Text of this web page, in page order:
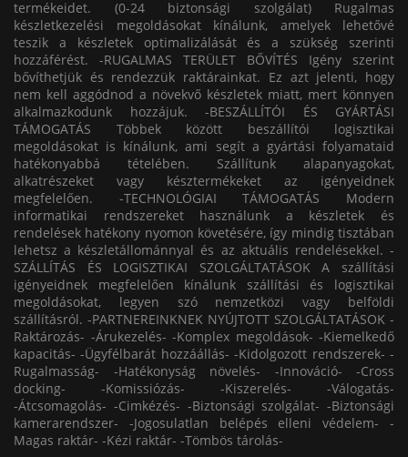
termékeidet. (0-24 biztonsági szolgálat) Rugalmas
készletkezelési megoldásokat kínálunk, amelyek lehetővé
teszik a készletek optimalizálását és a szükség szerinti
hozzáférést. -RUGALMAS TERÜLET BŐVÍTÉS Igény szerint
bővíthetjük és rendezzük raktárainkat. Ez azt jelenti, hogy
nem kell aggódnod a növekvő készletek miatt, mert könnyen
alkalmazkodunk hozzájuk. -BESZÁLLÍTÓI ÉS GYÁRTÁSI
TÁMOGATÁS Többek között beszállítói logisztikai
megoldásokat is kínálunk, ami segít a gyártási folyamataid
hatékonyabbá tételében. Szállítunk alapanyagokat,
alkatrészeket vagy késztermékeket az igényeidnek
megfelelően. -TECHNOLÓGIAI TÁMOGATÁS Modern
informatikai rendszereket használunk a készletek és
rendelések hatékony nyomon követésére, így mindig tisztában
lehetsz a készletállománnyal és az aktuális rendelésekkel. -
SZÁLLÍTÁS ÉS LOGISZTIKAI SZOLGÁLTATÁSOK A szállítási
igényeidnek megfelelően kínálunk szállítási és logisztikai
megoldásokat, legyen szó nemzetközi vagy belföldi
szállításról. -PARTNEREINKNEK NYÚJTOTT SZOLGÁLTATÁSOK -
Raktározás- -Árukezelés- -Komplex megoldások- -Kiemelkedő
kapacitás- -Ügyfélbarát hozzáállás- -Kidolgozott rendszerek- -
Rugalmasság- -Hatékonyság növelés- -Innováció- -Cross
docking- -Komissiózás- -Kiszerelés- -Válogatás-
-Átcsomagolás- -Cimkézés- -Biztonsági szolgálat- -Biztonsági
kamerarendszer- -Jogosulatlan belépés elleni védelem- -
Magas raktár- -Kézi raktár- -Tömbös tárolás-